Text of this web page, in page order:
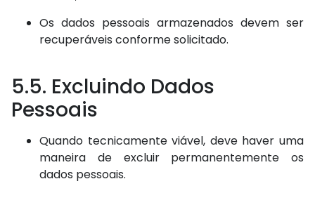
Os dados pessoais armazenados devem ser
recuperáveis conforme solicitado.
5.5. Excluindo Dados
Pessoais
Quando tecnicamente viável, deve haver uma
maneira de excluir permanentemente os
dados pessoais.